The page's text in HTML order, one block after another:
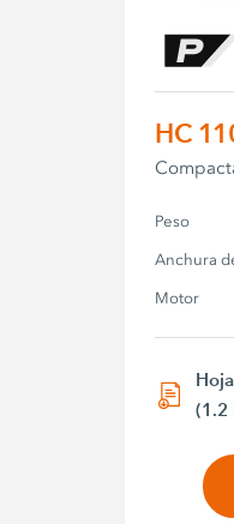
HC
Peso
Anchura
Motor
(1.2